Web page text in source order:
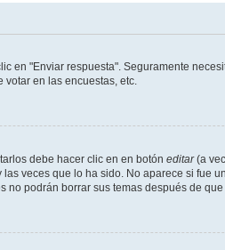
en "Enviar respuesta". Seguramente
en las encuestas, etc.
debe hacer clic en en botón editar(a
veces que lo ha sido. No aparece si fue
podrán borrar sus temas después de